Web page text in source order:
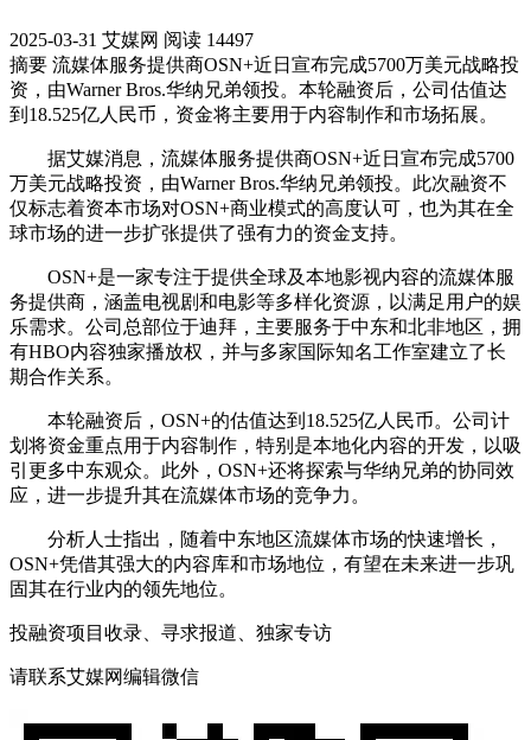
2025-03-31 艾媒网 阅读 14497
摘要 流媒体服务提供商OSN+近日宣布完成5700万美元战略投
资，由Warner Bros.华纳兄弟领投。本轮融资后，公司估值达
到18.525亿人民币，资金将主要用于内容制作和市场拓展。
据艾媒消息，流媒体服务提供商OSN+近日宣布完成5700
万美元战略投资，由Warner Bros.华纳兄弟领投。此次融资不
仅标志着资本市场对OSN+商业模式的高度认可，也为其在全
球市场的进一步扩张提供了强有力的资金支持。
OSN+是一家专注于提供全球及本地影视内容的流媒体服
务提供商，涵盖电视剧和电影等多样化资源，以满足用户的娱
乐需求。公司总部位于迪拜，主要服务于中东和北非地区，拥
有HBO内容独家播放权，并与多家国际知名工作室建立了长
期合作关系。
本轮融资后，OSN+的估值达到18.525亿人民币。公司计
划将资金重点用于内容制作，特别是本地化内容的开发，以吸
引更多中东观众。此外，OSN+还将探索与华纳兄弟的协同效
应，进一步提升其在流媒体市场的竞争力。
分析人士指出，随着中东地区流媒体市场的快速增长，
OSN+凭借其强大的内容库和市场地位，有望在未来进一步巩
固其在行业内的领先地位。
投融资项目收录、寻求报道、独家专访
请联系艾媒网编辑微信